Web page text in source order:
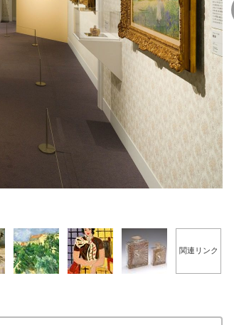
...
もっと見る
関連リンク